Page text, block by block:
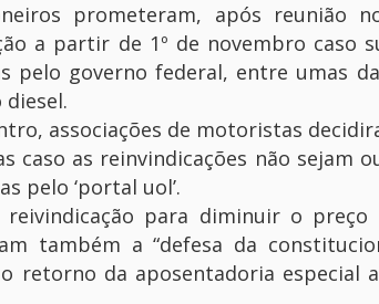
prometeram, após reunião
a partir de 1º de novembro caso
pelo governo federal, entre umas
diesel.
associações de motoristas
caso as reinvindicações não sejam
pelo ‘portal uol’.
reivindicação para diminuir o preço
também a “defesa da
o retorno da aposentadoria especial